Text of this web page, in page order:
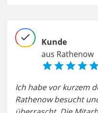
check
Kunde
aus Rathenow

Ich habe vor kurzem
Rathenow besucht